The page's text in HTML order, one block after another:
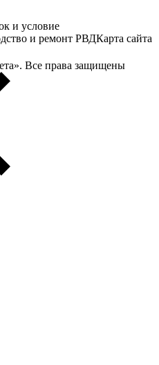
и условие
и ремонт РВДКарта сайта
Все права защищены